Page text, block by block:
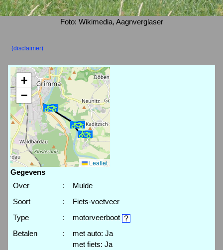
Foto: Wikimedia, Aagnverglaser
(disclaimer)
+
−
Leaflet
Gegevens
Over
:
Mulde
Soort
:
Fiets-voetveer
Type
:
motorveerboot
Betalen
:
met auto: Ja
met fiets: Ja